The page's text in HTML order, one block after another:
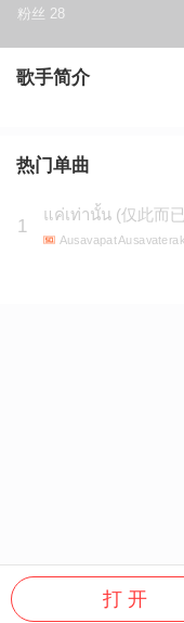
粉丝 28
歌手简介
热门单曲
1
แค่เท่านั้น (仅此而已
Ausavapat
打 开